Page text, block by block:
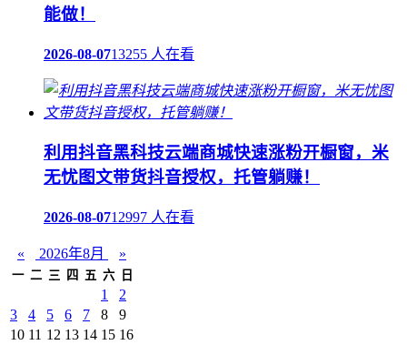
能做！
2026-08-0713255 人在看
利用抖音黑科技云端商城快速涨粉开橱窗，米
无忧图文带货抖音授权，托管躺赚！
2026-08-0712997 人在看
« 2026年8月 »
一 二 三 四 五 六 日
1
2
3
4 5 6 7 8
9
10 11 12 13 14 15 16